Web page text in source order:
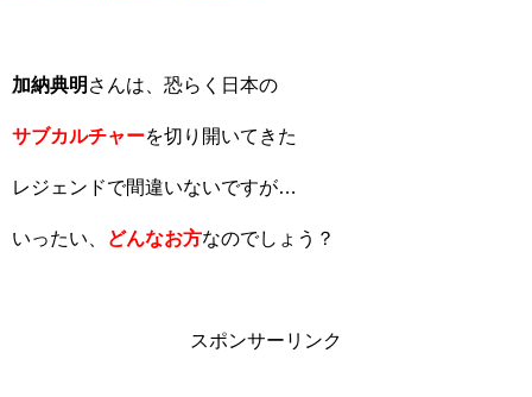
加納典明 さんは、恐らく日本の
サブカルチャーを切り開いてきた
レジェンドで間違いないですが…
いったい、 どんなお方なのでしょう？
スポンサーリンク